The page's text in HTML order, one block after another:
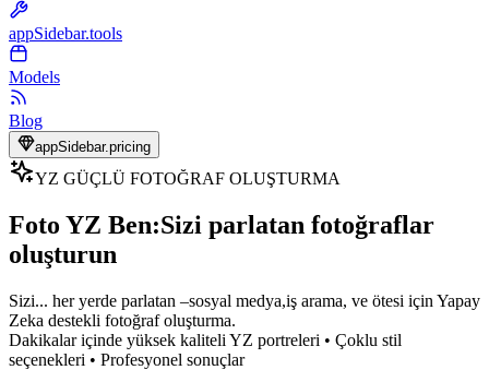
appSidebar.tools
Models
Blog
appSidebar.pricing
YZ GÜÇLÜ FOTOĞRAF OLUŞTURMA
Foto YZ Ben:Sizi parlatan fotoğraflar
oluşturun
Sizi... her yerde parlatan –sosyal medya,iş arama, ve ötesi için Yapay
Zeka destekli fotoğraf oluşturma.
Dakikalar içinde yüksek kaliteli YZ portreleri • Çoklu stil
seçenekleri • Profesyonel sonuçlar